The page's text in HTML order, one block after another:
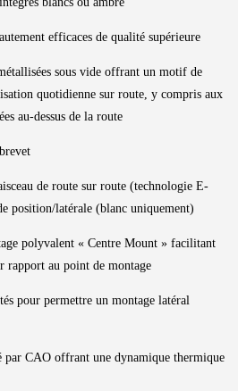
efficaces de qualité supérieure
sous vide offrant un motif de
quotidienne sur route, y compris aux
au-dessus de la route
de route sur route (technologie E-
position/latérale (blanc uniquement)
polyvalent « Centre Mount » facilitant
rapport au point de montage
pour permettre un montage latéral
par CAO offrant une dynamique thermique